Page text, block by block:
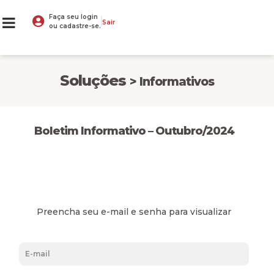
Faça seu login
ou cadastre-se. Sair
Soluções > Informativos
Boletim Informativo – Outubro/2024
Preencha seu e-mail e senha para visualizar